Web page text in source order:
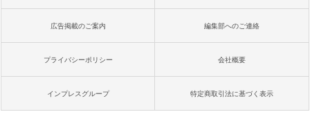
広告掲載のご案内 編集部へのご連絡
プライバシーポリシー 会社概要
インプレスグループ 特定商取引法に基づく表示